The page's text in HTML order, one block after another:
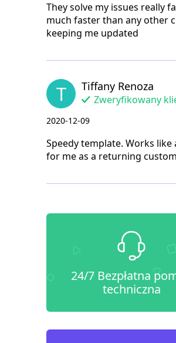
They solve my issues really
much faster than any other
keeping me updated
T Tiffany Renoza
Zweryfikowany
2020-12-09
Speedy template. Works like
for me as a returning
24/7 Bezpłatna
techniczna